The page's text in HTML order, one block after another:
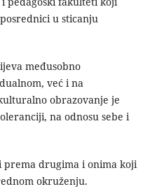
u sticanju
međusobno
već i na
obrazova­nje je
na odnosu sebe i
prema drugima i onima koji
okruženju.